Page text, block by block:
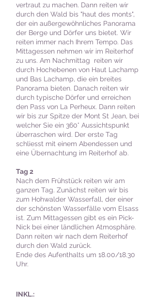
vertraut zu machen. Dann reiten wir
durch den Wald bis "haut des monts",
der ein außergewöhnliches Panorama
der Berge und Dörfer uns bietet. Wir
reiten immer nach Ihrem Tempo. Das
Mittagessen nehmen wir im Reiterhof
zu uns. Am Nachmittag reiten wir
durch Hochebenen von Haut Lachamp
und Bas Lachamp, die ein breites
Panorama bieten. Danach reiten wir
durch typische Dörfer und erreichen
den Pass von La Perheux. Dann reiten
wir bis zur Spitze der Mont St Jean, bei
welcher Sie ein 360° Aussichtspunkt
überraschen wird. Der erste Tag
schliesst mit einem Abendessen und
eine Übernachtung im Reiterhof ab.
Tag 2
Nach dem Frühstück reiten wir am
ganzen Tag. Zunächst reiten wir bis
zum Hohwalder Wasserfall, der einer
der schönsten Wasserfälle vom Elsass
ist. Zum Mittagessen gibt es ein Pick-
Nick bei einer ländlichen Atmosphäre.
Dann reiten wir nach dem Reiterhof
durch den Wald zurück.
Ende des Aufenthalts um 18.00/18.30
Uhr.
INKL.: